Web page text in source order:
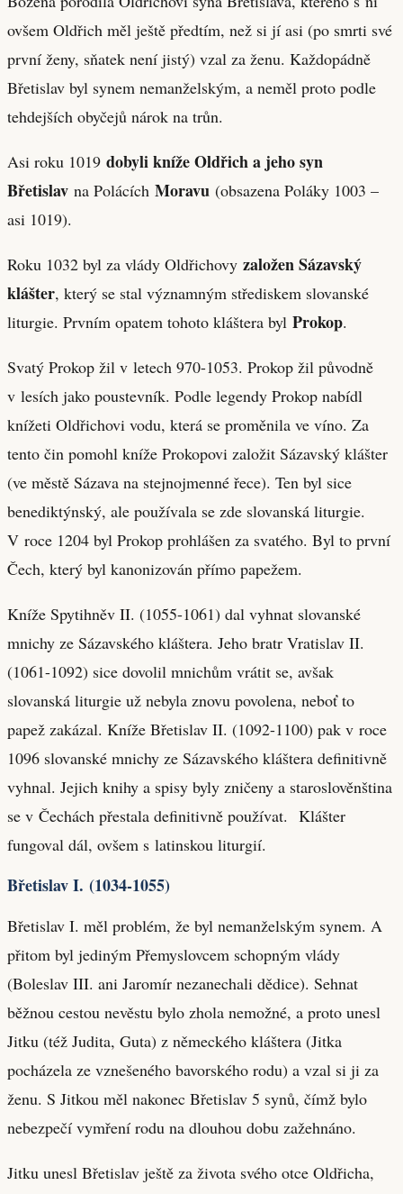
ovšem Oldřich měl ještě předtím, než si jí asi (po smrti své
první ženy, sňatek není jistý) vzal za ženu. Každopádně
Břetislav byl synem nemanželským, a neměl proto podle
tehdejších obyčejů nárok na trůn.
Asi roku 1019 dobyli kníže Oldřich a jeho syn
Břetislav na Polácích Moravu (obsazena Poláky 1003 –
asi 1019).
Roku 1032 byl za vlády Oldřichovy založen Sázavský
klášter, který se stal významným střediskem slovanské
liturgie. Prvním opatem tohoto kláštera byl Prokop.
Svatý Prokop žil v letech 970-1053. Prokop žil původně
v lesích jako poustevník. Podle legendy Prokop nabídl
knížeti Oldřichovi vodu, která se proměnila ve víno. Za
tento čin pomohl kníže Prokopovi založit Sázavský klášter
(ve městě Sázava na stejnojmenné řece). Ten byl sice
benediktýnský, ale používala se zde slovanská liturgie.
V roce 1204 byl Prokop prohlášen za svatého. Byl to první
Čech, který byl kanonizován přímo papežem.
Kníže Spytihněv II. (1055-1061) dal vyhnat slovanské
mnichy ze Sázavského kláštera. Jeho bratr Vratislav II.
(1061-1092) sice dovolil mnichům vrátit se, avšak
slovanská liturgie už nebyla znovu povolena, neboť to
papež zakázal. Kníže Břetislav II. (1092-1100) pak v roce
1096 slovanské mnichy ze Sázavského kláštera definitivně
vyhnal. Jejich knihy a spisy byly zničeny a staroslověnština
se v Čechách přestala definitivně používat. Klášter
fungoval dál, ovšem s latinskou liturgií.
Břetislav I. (1034-1055)
Břetislav I. měl problém, že byl nemanželským synem. A
přitom byl jediným Přemyslovcem schopným vlády
(Boleslav III. ani Jaromír nezanechali dědice). Sehnat
běžnou cestou nevěstu bylo zhola nemožné, a proto unesl
Jitku (též Judita, Guta) z německého kláštera (Jitka
pocházela ze vznešeného bavorského rodu) a vzal si ji za
ženu. S Jitkou měl nakonec Břetislav 5 synů, čímž bylo
nebezpečí vymření rodu na dlouhou dobu zažehnáno.
Jitku unesl Břetislav ještě za života svého otce Oldřicha,